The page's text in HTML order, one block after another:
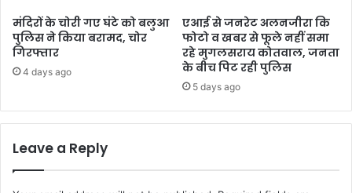
मंदिरों के चोरी गए घंटे को बलुआ
पुलिस ने किया बरामद, चोर
गिरफ्तार
4 days ago
एआई से जनरेट अलनजीरा कि
फोटो व खबर से फूले नहीं समा
रहे मुगलसराय कोतवाल, जनता
के बीच पिट रही पुलिस
5 days ago
Leave a Reply